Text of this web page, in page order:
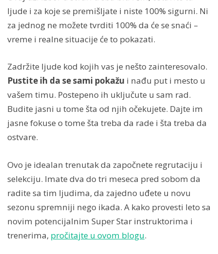
ljude i za koje se premišljate i niste 100% sigurni. Ni
za jednog ne možete tvrditi 100% da će se snaći –
vreme i realne situacije će to pokazati.
Zadržite ljude kod kojih vas je nešto zainteresovalo.
Pustite ih da se sami pokažu i nađu put i mesto u
vašem timu. Postepeno ih uključute u sam rad.
Budite jasni u tome šta od njih očekujete. Dajte im
jasne fokuse o tome šta treba da rade i šta treba da
ostvare.
Ovo je idealan trenutak da započnete regrutaciju i
selekciju. Imate dva do tri meseca pred sobom da
radite sa tim ljudima, da zajedno uđete u novu
sezonu spremniji nego ikada. A kako provesti leto sa
novim potencijalnim Super Star instruktorima i
trenerima, pročitajte u ovom blogu.